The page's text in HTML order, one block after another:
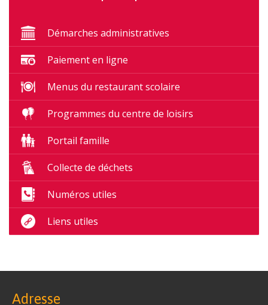
Démarches administratives
Paiement en ligne
Menus du restaurant scolaire
Programmes du centre de loisirs
Portail famille
Collecte de déchets
Numéros utiles
Liens utiles
Adresse